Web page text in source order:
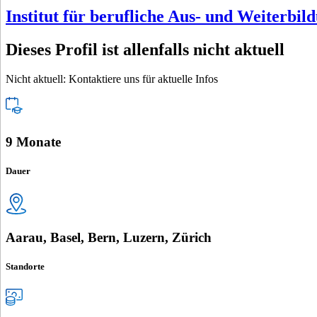
Institut für berufliche Aus- und
Dieses Profil ist allenfalls nicht aktuell
Nicht aktuell: Kontaktiere uns für aktuelle Infos
9 Monate
Dauer
Aarau, Basel, Bern, Luzern, Zürich
Standorte